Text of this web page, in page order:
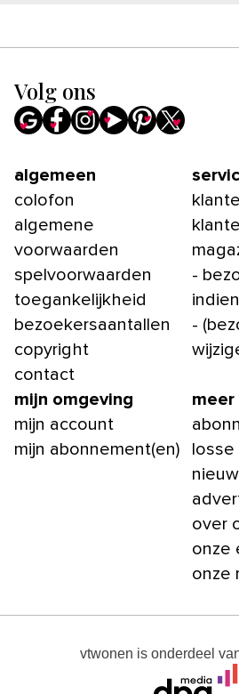
Volg ons
algemeen
colofon
algemene
voorwaarden
spelvoorwaarden
toegankelijkheid
bezoekersaantallen
copyright
contact
-
-
mijn omgeving
mijn account
mijn abonnement(en)
meer
over
onze
onze
vtwonen is onderdeel